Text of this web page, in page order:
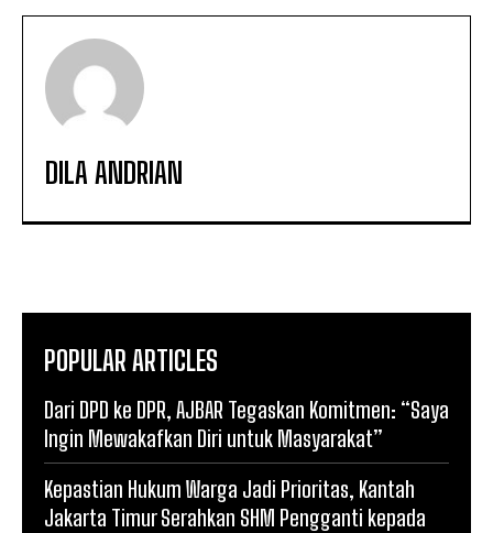
DILA ANDRIAN
POPULAR ARTICLES
Dari DPD ke DPR, AJBAR Tegaskan Komitmen: “Saya
Ingin Mewakafkan Diri untuk Masyarakat”
Kepastian Hukum Warga Jadi Prioritas, Kantah
Jakarta Timur Serahkan SHM Pengganti kepada